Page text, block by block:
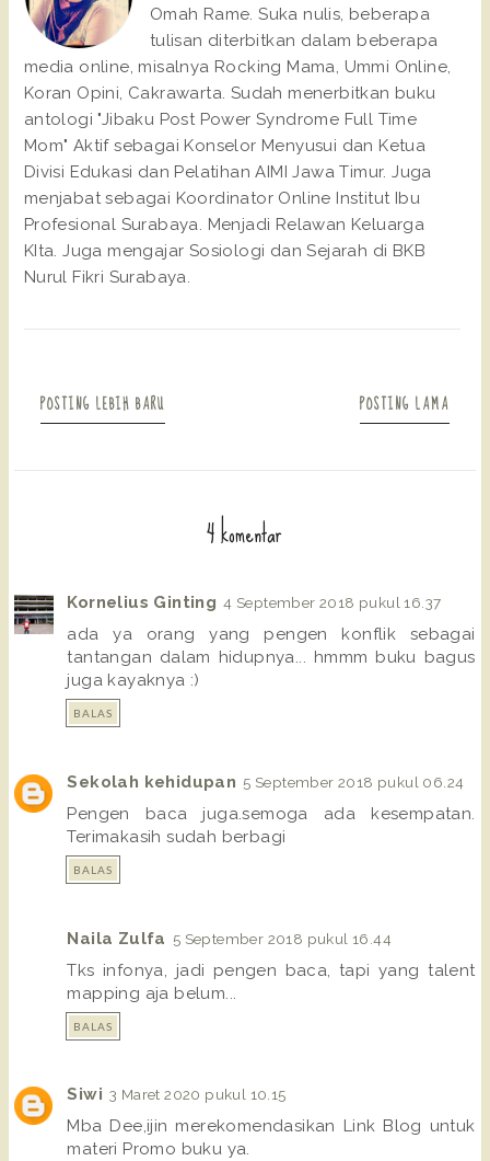
Omah Rame. Suka nulis, beberapa
tulisan diterbitkan dalam beberapa
media online, misalnya Rocking Mama, Ummi Online,
Koran Opini, Cakrawarta. Sudah menerbitkan buku
antologi "Jibaku Post Power Syndrome Full Time
Mom" Aktif sebagai Konselor Menyusui dan Ketua
Divisi Edukasi dan Pelatihan AIMI Jawa Timur. Juga
menjabat sebagai Koordinator Online Institut Ibu
Profesional Surabaya. Menjadi Relawan Keluarga
KIta. Juga mengajar Sosiologi dan Sejarah di BKB
Nurul Fikri Surabaya.
POSTING LEBIH BARU POSTING LAMA
4 komentar
Kornelius Ginting 4 September 2018 pukul 16.37
ada ya orang yang pengen konflik sebagai
tantangan dalam hidupnya... hmmm buku bagus
juga kayaknya :)
BALAS
Sekolah kehidupan 5 September 2018 pukul 06.24
Pengen baca juga.semoga ada kesempatan.
Terimakasih sudah berbagi
BALAS
Naila Zulfa 5 September 2018 pukul 16.44
Tks infonya, jadi pengen baca, tapi yang talent
mapping aja belum...
BALAS
Siwi 3 Maret 2020 pukul 10.15
Mba Dee,ijin merekomendasikan Link Blog untuk
materi Promo buku ya.